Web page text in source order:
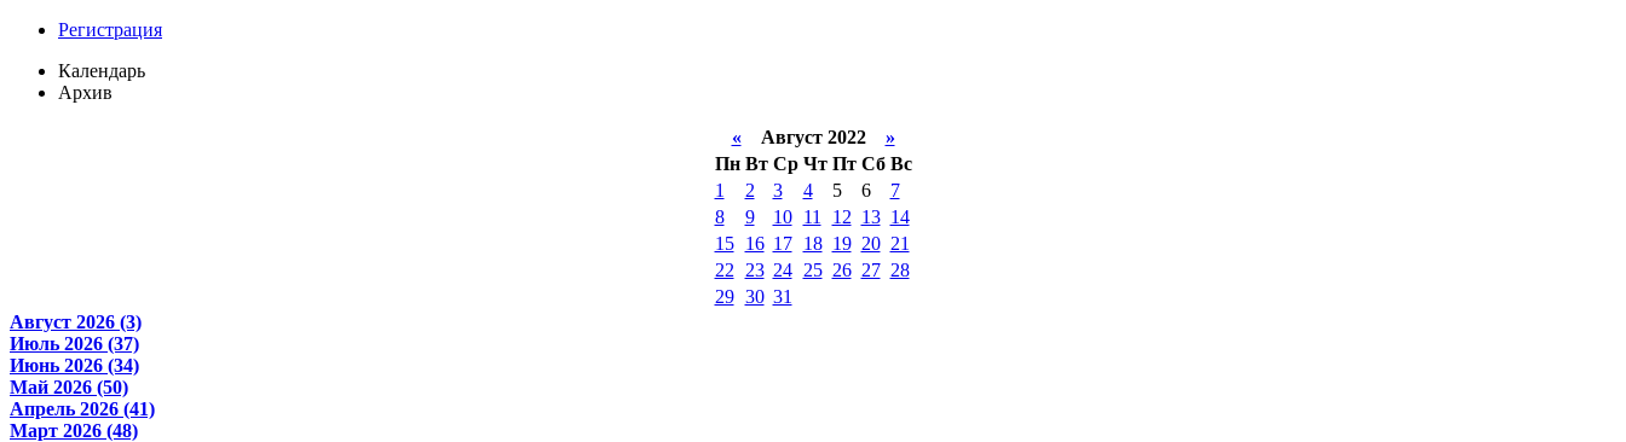
Регистрация
Календарь
Архив
«Август 2022 »
Пн Вт Ср Чт Пт Сб Вс
1
2 3 4 5 6
7
8
9 10 11 12 13 14
15
16 17 18 19 20 21
22
23 24 25 26 27 28
29 30 31
Август 2026 (3)
Июль 2026 (37)
Июнь 2026 (34)
Май 2026 (50)
Апрель 2026 (41)
Март 2026 (48)